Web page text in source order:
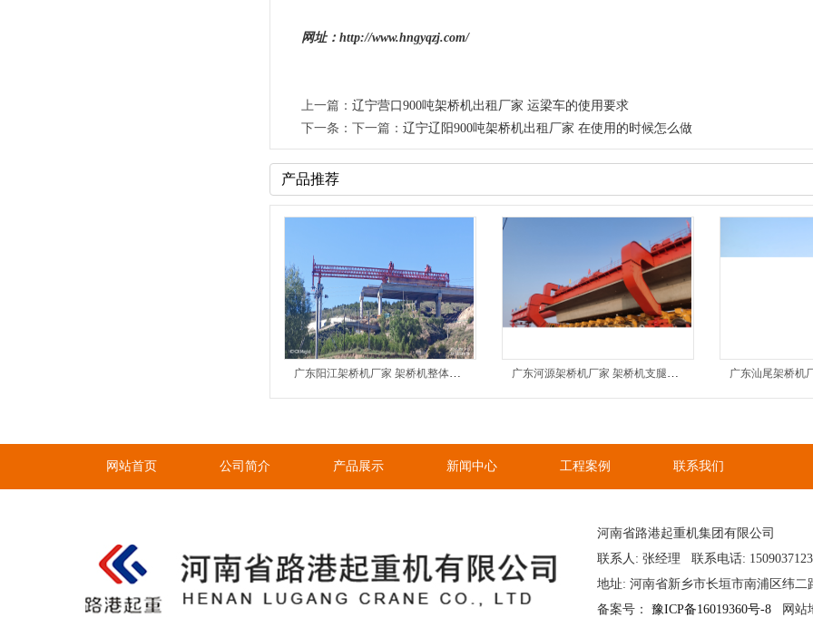
网址：http://www.hngyqzj.com/
上一篇： 辽宁营口900吨架桥机出租厂家 运梁车的使用要求
下一条：下一篇： 辽宁辽阳900吨架桥机出租厂家 在使用的时候怎么做
产品推荐
广东阳江架桥机厂家 架桥机整体螺栓松动的诱因与安全管控 广东河源架桥机厂家 架桥机支腿底座接地不稳的成因与处置
网站首页 公司简介 产品展示 新闻中心 工程案例 联系我们
河南省路港起重机集团有限公司
联系人: 张经理 联系电话:
地址: 河南省新乡市长垣市南浦区纬二
备案号： 豫ICP备16019360号-8 网站